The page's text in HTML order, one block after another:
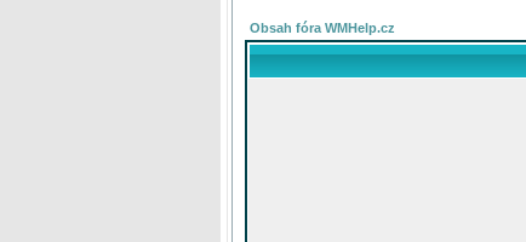
Obsah fóra WMHelp.cz